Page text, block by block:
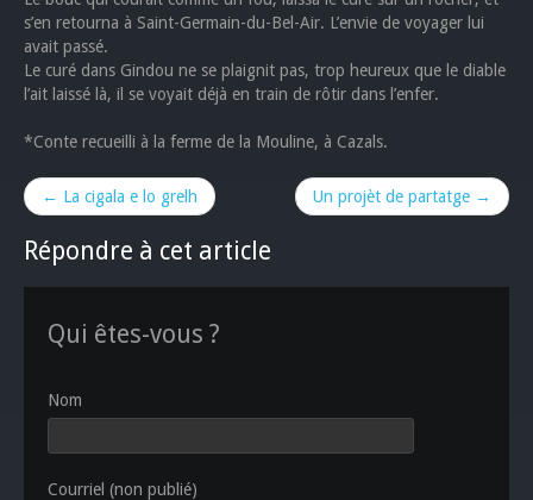
s’en retourna à Saint-Germain-du-Bel-Air. L’envie de voyager lui
avait passé.
Le curé dans Gindou ne se plaignit pas, trop heureux que le diable
l’ait laissé là, il se voyait déjà en train de rôtir dans l’enfer.
*Conte recueilli à la ferme de la Mouline, à Cazals.
← La cigala e lo grelh Un projèt de partatge →
Répondre à cet article
Qui êtes-vous ?
Nom
Courriel (non publié)